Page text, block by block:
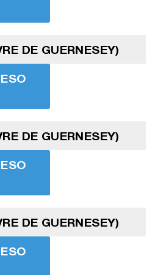
DE GUERNESEY)
DE GUERNESEY)
DE GUERNESEY)